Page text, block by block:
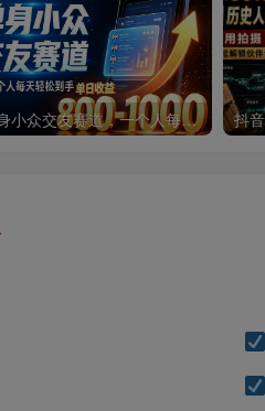
单身小众交友赛道，一个人每天轻松到手1000+，落地快、见效稳【揭秘】